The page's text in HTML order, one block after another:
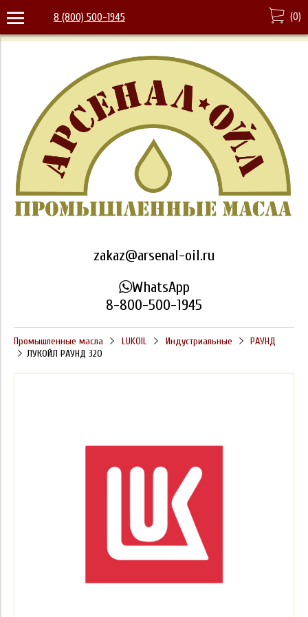
8 (800) 500-1945 (0)
zakaz@arsenal-oil.ru
WhatsApp
8-800-500-1945
Промышленные масла LUKOIL Индустриальные
РАУНД
ЛУКОЙЛ РАУНД 320